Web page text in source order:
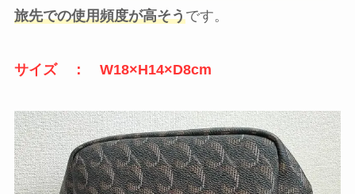
旅先での使用頻度が高そうです。
サイズ ： W18×H14×D8cm